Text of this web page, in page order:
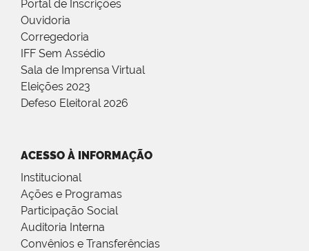
Portal de Inscrições
Ouvidoria
Corregedoria
IFF Sem Assédio
Sala de Imprensa Virtual
Eleições 2023
Defeso Eleitoral 2026
ACESSO À INFORMAÇÃO
Institucional
Ações e Programas
Participação Social
Auditoria Interna
Convênios e Transferências